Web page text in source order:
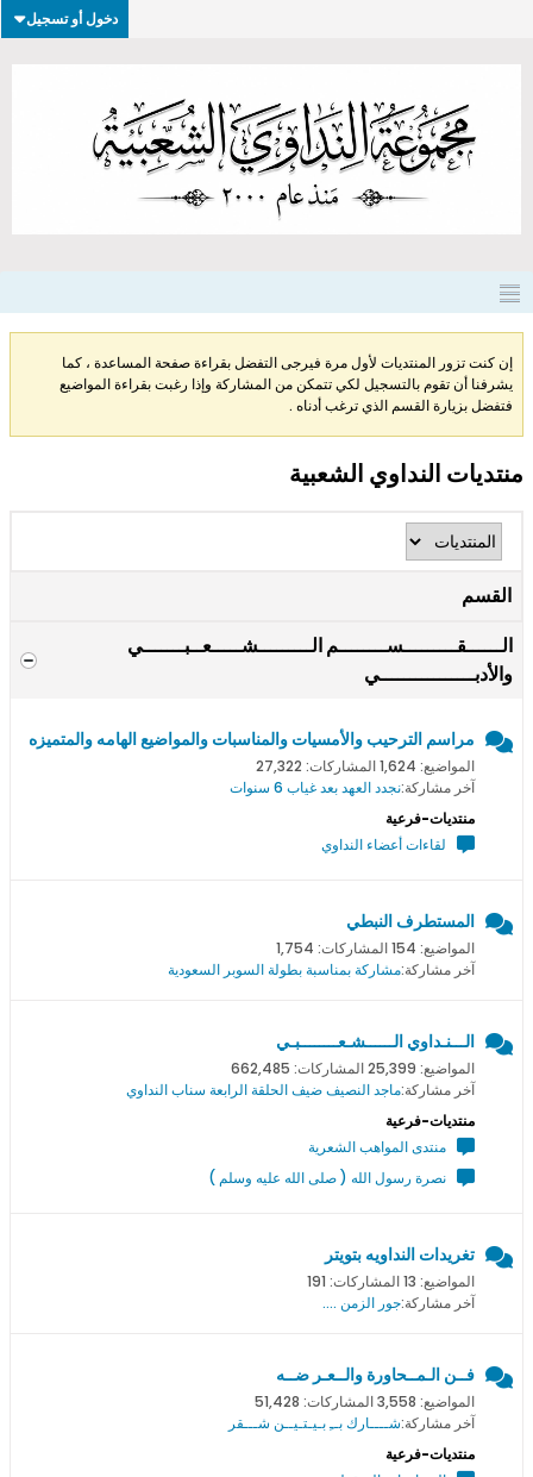
دخول أو تسجيل
إن كنت تزور المنتديات لأول مرة فيرجى التفضل بقراءة صفحة المساعدة ، كما
يشرفنا أن تقوم بالتسجيل لكي تتمكن من المشاركة وإذا رغبت بقراءة المواضيع
فتفضل بزيارة القسم الذي ترغب أدناه .
منتديات النداوي الشعبية
القسم
الــــــقـــــــــســــــــم الـــــــــشـــــعــبـــــــي
والأدبــــــــــــــــي
مراسم الترحيب والأمسيات والمناسبات والمواضيع الهامه والمتميزه
المواضيع: 1,624 المشاركات: 27,322
آخر مشاركة:نجدد العهد بعد غياب 6 سنوات
منتديات-فرعية
لقاءات أعضاء النداوي
المستطرف النبطي
المواضيع: 154 المشاركات: 1,754
آخر مشاركة:مشاركة بمناسبة بطولة السوبر السعودية
الـــنـداوي الــــــشـعــــــــبـي
المواضيع: 25,399 المشاركات: 662,485
آخر مشاركة:ماجد النصيف ضيف الحلقة الرابعة سناب النداوي
منتديات-فرعية
منتدى المواهب الشعرية
نصرة رسول الله ( صلى الله عليه وسلم )
تغريدات النداويه بتويتر
المواضيع: 13 المشاركات: 191
آخر مشاركة:جور الزمن ....
فــن الـمــحاورة والــعـر ضــه
المواضيع: 3,558 المشاركات: 51,428
آخر مشاركة:شــــارك بــِ بـيـتـيــن شـــقر
منتديات-فرعية